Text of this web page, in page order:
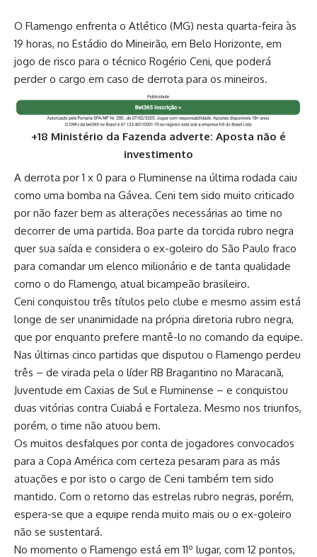
O Flamengo enfrenta o Atlético (MG) nesta quarta-feira às
19 horas, no Estádio do Mineirão, em Belo Horizonte, em
jogo de risco para o técnico Rogério Ceni, que poderá
perder o cargo em caso de derrota para os mineiros.
+18 Ministério da Fazenda adverte: Aposta não é
investimento
A derrota por 1 x 0 para o Fluminense na última rodada caiu
como uma bomba na Gávea. Ceni tem sido muito criticado
por não fazer bem as alterações necessárias ao time no
decorrer de uma partida. Boa parte da torcida rubro negra
quer sua saída e considera o ex-goleiro do São Paulo fraco
para comandar um elenco milionário e de tanta qualidade
como o do Flamengo, atual bicampeão brasileiro.
Ceni conquistou três títulos pelo clube e mesmo assim está
longe de ser unanimidade na própria diretoria rubro negra,
que por enquanto prefere mantê-lo no comando da equipe.
Nas últimas cinco partidas que disputou o Flamengo perdeu
três – de virada pela o líder RB Bragantino no Maracanã,
Juventude em Caxias de Sul e Fluminense – e conquistou
duas vitórias contra Cuiabá e Fortaleza. Mesmo nos triunfos,
porém, o time não atuou bem.
Os muitos desfalques por conta de jogadores convocados
para a Copa América com certeza pesaram para as más
atuações e por isto o cargo de Ceni também tem sido
mantido. Com o retorno das estrelas rubro negras, porém,
espera-se que a equipe renda muito mais ou o ex-goleiro
não se sustentará.
No momento o Flamengo está em 11º lugar, com 12 pontos,